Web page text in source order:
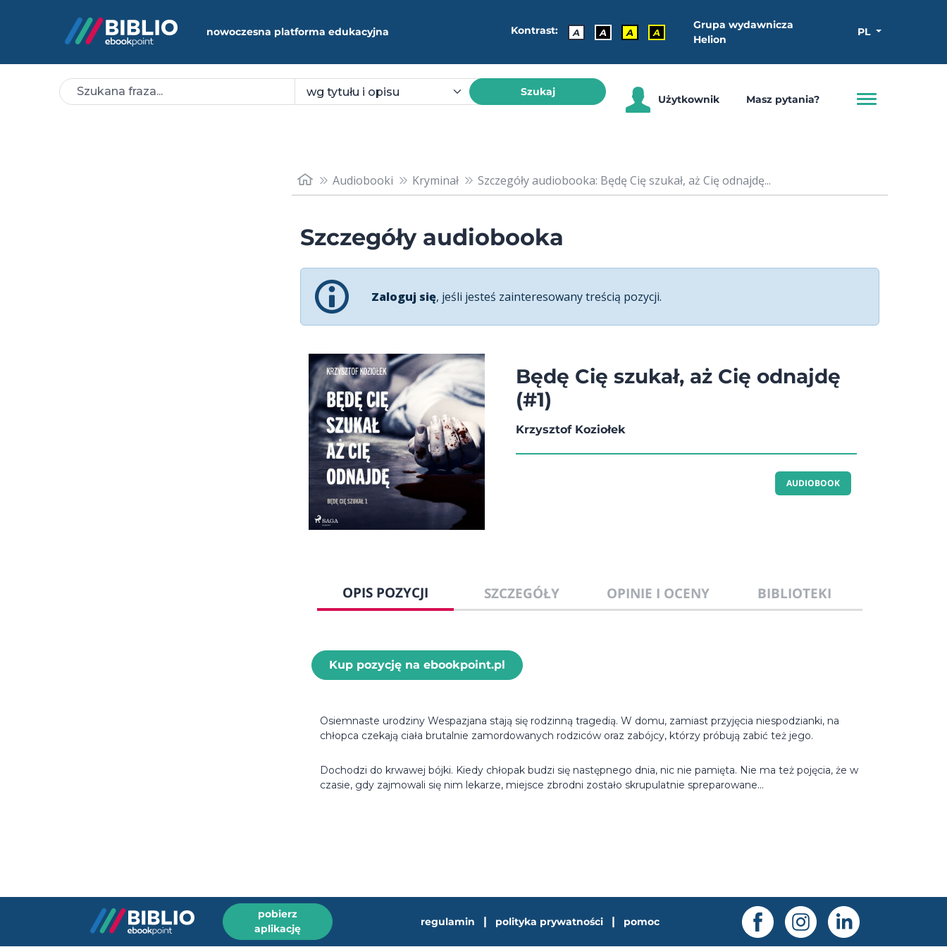
nowoczesna platforma edukacyjna Kontrast: A A A A
Grupa wydawnicza
Helion
PL
Szukaj
Użytkownik Masz pytania?
Audiobooki Kryminał Szczegóły audiobooka: Będę Cię szukał, aż Cię odnajdę...
Szczegóły audiobooka
Zaloguj się, jeśli jesteś zainteresowany treścią pozycji.
Będę Cię szukał, aż Cię odnajdę
(#1)
Krzysztof Koziołek
AUDIOBOOK
OPIS POZYCJI SZCZEGÓŁY OPINIE I OCENY BIBLIOTEKI
Kup pozycję na ebookpoint.pl
Osiemnaste urodziny Wespazjana stają się rodzinną tragedią. W domu, zamiast przyjęcia niespodzianki, na
chłopca czekają ciała brutalnie zamordowanych rodziców oraz zabójcy, którzy próbują zabić też jego.
Dochodzi do krwawej bójki. Kiedy chłopak budzi się następnego dnia, nic nie pamięta. Nie ma też pojęcia, że w
czasie, gdy zajmowali się nim lekarze, miejsce zbrodni zostało skrupulatnie spreparowane...
pobierz
aplikację
regulamin | polityka prywatności | pomoc